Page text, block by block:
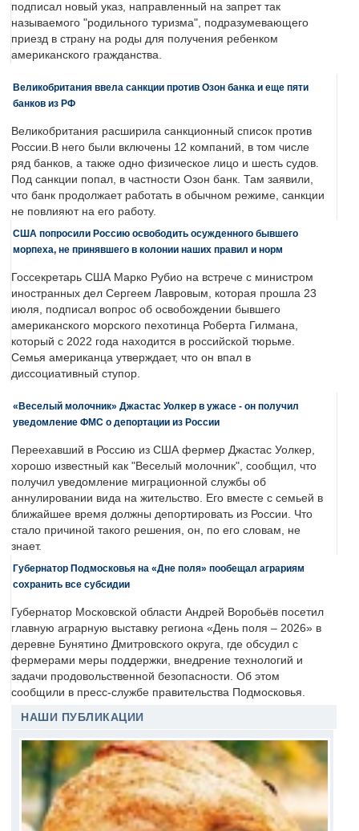
подписал новый указ, направленный на запрет так
называемого "родильного туризма", подразумевающего
приезд в страну на роды для получения ребенком
американского гражданства.
Великобритания ввела санкции против Озон банка и еще пяти
банков из РФ
Великобритания расширила санкционный список против
России.В него были включены 12 компаний, в том числе
ряд банков, а также одно физическое лицо и шесть судов.
Под санкции попал, в частности Озон банк. Там заявили,
что банк продолжает работать в обычном режиме, санкции
не повлияют на его работу.
США попросили Россию освободить осужденного бывшего
морпеха, не принявшего в колонии наших правил и норм
Госсекретарь США Марко Рубио на встрече с министром
иностранных дел Сергеем Лавровым, которая прошла 23
июля, подписал вопрос об освобождении бывшего
американского морского пехотинца Роберта Гилмана,
который с 2022 года находится в российской тюрьме.
Семья американца утверждает, что он впал в
диссоциативный ступор.
«Веселый молочник» Джастас Уолкер в ужасе - он получил
уведомление ФМС о депортации из России
Переехавший в Россию из США фермер Джастас Уолкер,
хорошо известный как "Веселый молочник", сообщил, что
получил уведомление миграционной службы об
аннулировании вида на жительство. Его вместе с семьей в
ближайшее время должны депортировать из России. Что
стало причиной такого решения, он, по его словам, не
знает.
Губернатор Подмосковья на «Дне поля» пообещал аграриям
сохранить все субсидии
Губернатор Московской области Андрей Воробьёв посетил
главную аграрную выставку региона «День поля – 2026» в
деревне Бунятино Дмитровского округа, где обсудил с
фермерами меры поддержки, внедрение технологий и
задачи продовольственной безопасности. Об этом
сообщили в пресс-службе правительства Подмосковья.
НАШИ ПУБЛИКАЦИИ